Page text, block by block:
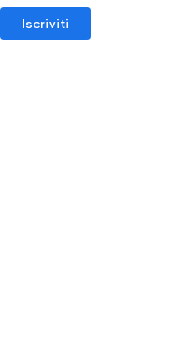
Iscriviti